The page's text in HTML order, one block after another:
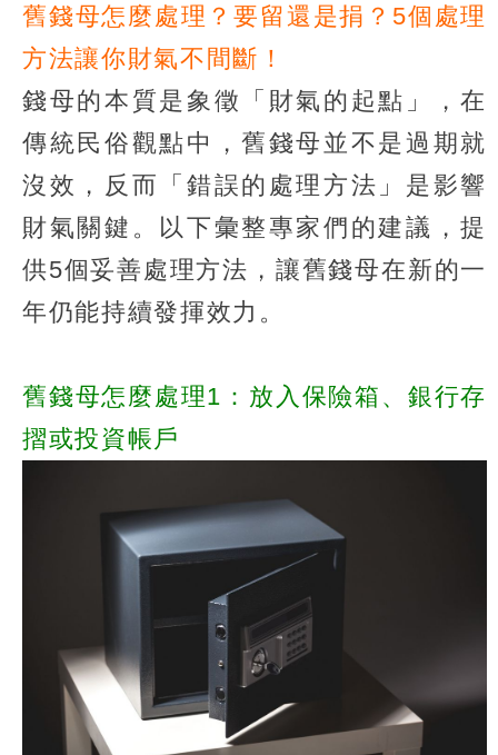
舊錢母怎麼處理？要留還是捐？5個處理
方法讓你財氣不間斷！
錢母的本質是象徵「財氣的起點」，在
傳統民俗觀點中，舊錢母並不是過期就
沒效，反而「錯誤的處理方法」是影響
財氣關鍵。以下彙整專家們的建議，提
供5個妥善處理方法，讓舊錢母在新的一
年仍能持續發揮效力。
舊錢母怎麼處理1：放入保險箱、銀行存
摺或投資帳戶